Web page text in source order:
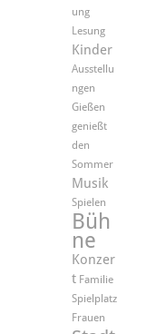
ung
Lesung
Kinder
Ausstellu
ngen
Gießen
genießt
den
Sommer
Musik
Spielen
Büh
ne
Konzer
t Familie
Spielplatz
Frauen